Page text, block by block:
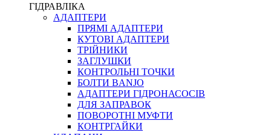
ФІТИНГИ ДІАГНОСТИЧНІ
АКСЕСУАРИ
ТРУБКИ ТА КОМПЛЕКТУЮЧІ
ФІТИНГИ ГІДРАВЛІЧНІ
ФІТИНГИ КОНДИЦІОНЕРНІ
ЗАХИСТ РУКАВІВ
ФІТИНГИ KARCHER
ФІТИНГИ НА ПІДЙОМ КАБІНИ
КОНЕКТОРИ
ГІДРАВЛІКА
АДАПТЕРИ
ПРЯМІ АДАПТЕРИ
КУТОВІ АДАПТЕРИ
ТРІЙНИКИ
ЗАГЛУШКИ
КОНТРОЛЬНІ ТОЧКИ
БОЛТИ BANJO
АДАПТЕРИ ГІДРОНАСОСІВ
ДЛЯ ЗАПРАВОК
ПОВОРОТНІ МУФТИ
КОНТРГАЙКИ